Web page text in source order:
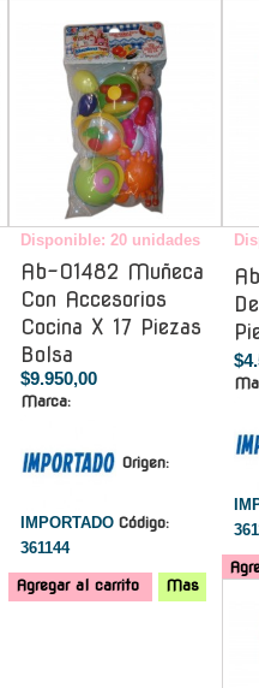
Disponible: 20 unidades
Ab-01482 Muñeca
Con Accesorios
Cocina X 17 Piezas
Bolsa
$9.950,00
Marca:
Origen:
IMPORTADO Código:
361144
Agregar al carrito Mas